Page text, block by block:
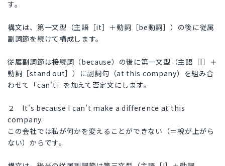
す。
構文は、第一文型（主語［it］＋動詞［be動詞］）の後に従属
副詞節を続けて構成します。
従属副詞節は接続詞（because）の後に第一文型（主語［I］＋
動詞［stand out］）に副詞句（at this company）を組み合
わせて「can't」を加えて否定文にします。
２ It's because I can't make a difference at this
company.
この会社では私が何かを変えることができない（＝梲が上がら
ない）からです。